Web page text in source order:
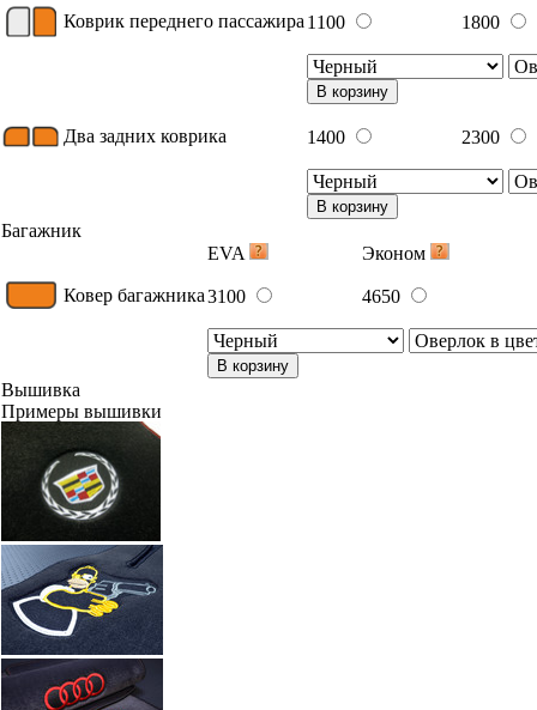
Коврик переднего пассажира 1100 1800
В корзину
Два задних коврика 1400 2300
В корзину
Багажник
EVA
Эконом
Ковер багажника3100 4650
В корзину
Вышивка
Примеры вышивки